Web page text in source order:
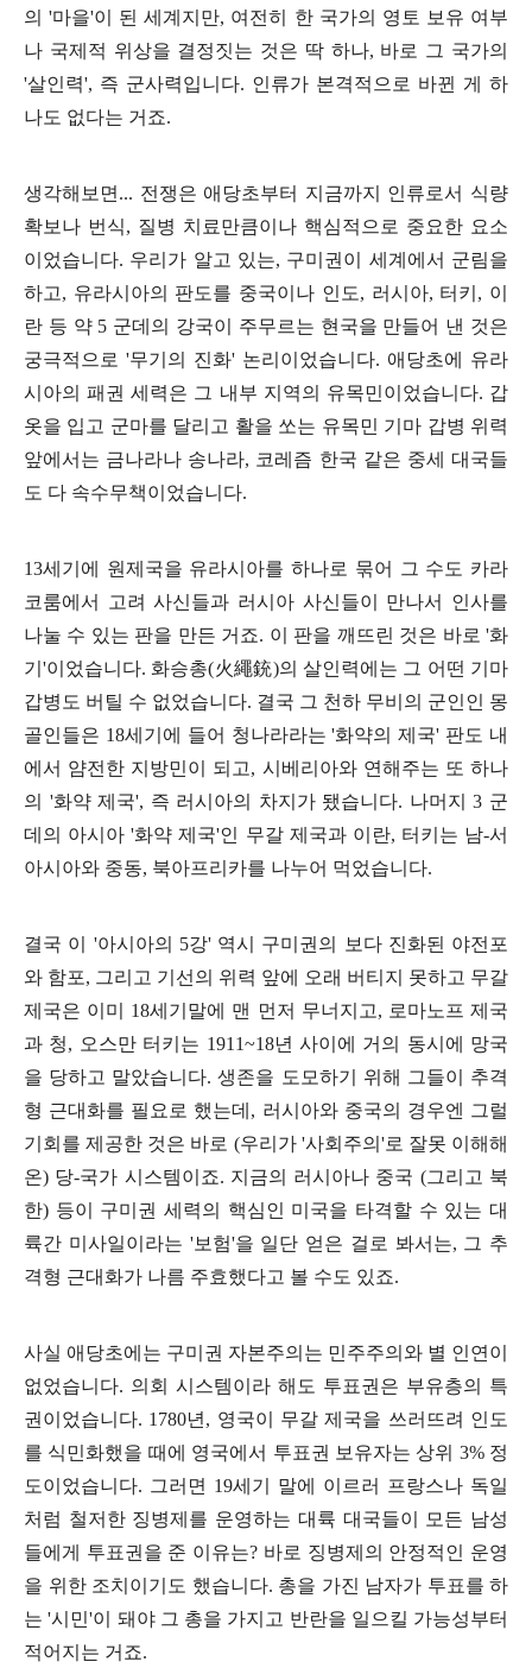
의'마을'이 된 세계지만, 여전히 한 국가의 영토 보유 여부
나 국제적 위상을 결정짓는 것은 딱 하나, 바로 그 국가의
'살인력', 즉 군사력입니다. 인류가 본격적으로 바뀐 게 하
나도 없다는 거죠.
생각해보면 ... 전쟁은 애당초부터 지금까지 인류로서 식량
확보나 번식, 질병 치료만큼이나 핵심적으로 중요한 요소
이었습니다. 우리가 알고 있는, 구미권이 세계에서 군림을
하고, 유라시아의 판도를 중국이나 인도, 러시아, 터키 , 이
란 등 약 5 군데의 강국이 주무르는 현국을 만들어 낸 것은
궁극적으로 '무기의 진화' 논리이었습니다. 애당초에 유라
시아의 패권 세력은 그 내부 지역의 유목민이었습니다. 갑
옷을 입고 군마를 달리고 활을 쏘는 유목민 기마 갑병 위력
앞에서는 금나라나 송나라, 코레즘 한국 같은 중세 대국들
도 다 속수무책이었습니다.
13세기에 원제국을 유라시아를 하나로 묶어 그 수도 카라
코룸에서 고려 사신들과 러시아 사신들이 만나서 인사를
나눌 수 있는 판을 만든 거죠. 이 판을 깨뜨린 것은 바로'화
기 '이었습니다. 화승총(火繩銃)의 살인력에는 그 어떤 기마
갑병도 버틸 수 없었습니다. 결국 그 천하 무비의 군인인 몽
골인들은 18세기에 들어 청나라라는'화약의 제국' 판도 내
에서 얌전한 지방민이 되고, 시베리아와 연해주는 또 하나
의 '화약 제국', 즉 러시아의 차지가 됐습니다. 나머지3 군
데의 아시아'화약 제국'인 무갈 제국과 이란, 터키는 남-서
아시아와 중동, 북아프리카를 나누어 먹었습니다.
결국 이 '아시아의 5강' 역시 구미권의 보다 진화된 야전포
와 함포, 그리고 기선의 위력 앞에 오래 버티지 못하고 무갈
제국은 이미 18세기말에 맨 먼저 무너지고, 로마노프 제국
과 청, 오스만 터키는 1911~18년 사이에 거의 동시에 망국
을 당하고 말았습니다.생존을 도모하기 위해 그들이 추격
형 근대화를 필요로 했는데 , 러시아와 중국의 경우엔 그럴
기회를 제공한 것은 바로 (우리가 '사회주의 '로 잘못 이해해
온) 당-국가 시스템이죠. 지금의 러시아나 중국 (그리고 북
한) 등이 구미권 세력의 핵심인 미국을 타격할 수 있는 대
륙간 미사일이라는 '보험'을 일단 얻은 걸로 봐서는, 그 추
격형 근대화가 나름 주효했다고 볼 수도 있죠.
사실 애당초에는 구미권 자본주의는 민주주의와 별 인연이
없었습니다. 의회 시스템이라 해도 투표권은 부유층의 특
권이었습니다. 1780년 , 영국이 무갈 제국을 쓰러뜨려 인도
를 식민화했을 때에 영국에서 투표권 보유자는 상위 3% 정
도이었습니다. 그러면 19세기 말에 이르러 프랑스나 독일
처럼 철저한 징병제를 운영하는 대륙 대국들이 모든 남성
들에게 투표권을 준 이유는? 바로 징병제의 안정적인 운영
을 위한 조치이기도 했습니다. 총을 가진 남자가 투표를 하
는'시민'이 돼야 그 총을 가지고 반란을 일으킬 가능성부터
적어지는 거죠.